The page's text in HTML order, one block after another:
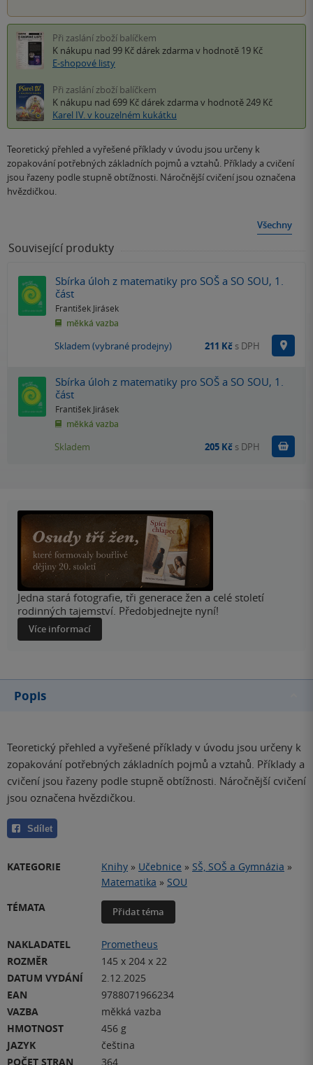
Při zaslání zboží balíčkem
K nákupu nad 99 Kč dárek zdarma v hodnotě 19 Kč
E-shopové listy
Při zaslání zboží balíčkem
K nákupu nad 699 Kč dárek zdarma v hodnotě 249 Kč
Karel IV. v kouzelném kukátku
Teoretický přehled a vyřešené příklady v úvodu jsou určeny k
zopakování potřebných základních pojmů a vztahů. Příklady a cvičení
jsou řazeny podle stupně obtížnosti. Náročnější cvičení jsou označena
hvězdičkou.
Všechny
Související produkty
Sbírka úloh z matematiky pro SOŠ a SO SOU, 1.
část
František Jirásek
měkká vazba
Skladem (vybrané prodejny) 211 Kč s DPH
Sbírka úloh z matematiky pro SOŠ a SO SOU, 1.
část
František Jirásek
měkká vazba
Skladem 205 Kč s DPH
Jedna stará fotografie, tři generace žen a celé století
rodinných tajemství. Předobjednejte nyní!
Více informací
Popis
Teoretický přehled a vyřešené příklady v úvodu jsou určeny k
zopakování potřebných základních pojmů a vztahů. Příklady a
cvičení jsou řazeny podle stupně obtížnosti. Náročnější cvičení
jsou označena hvězdičkou.
Sdílet
KATEGORIE Knihy » Učebnice » SŠ, SOŠ a Gymnázia »
Matematika » SOU
TÉMATA
Přidat téma
NAKLADATEL
Prometheus
ROZMĚR
145 x 204 x 22
DATUM VYDÁNÍ
2.12.2025
EAN
9788071966234
VAZBA
měkká vazba
HMOTNOST
456 g
JAZYK
čeština
POČET STRAN
364